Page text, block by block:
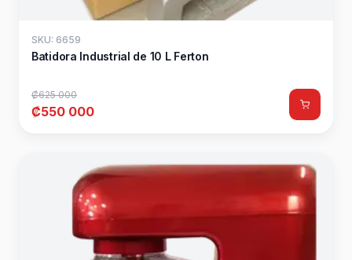
SKU: 6659
Batidora Industrial de 10 L Ferton
₡625 000
₡550 000